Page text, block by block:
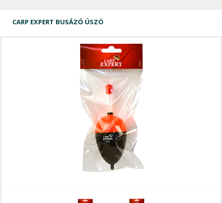
CARP EXPERT BUSÁZÓ ÚSZÓ